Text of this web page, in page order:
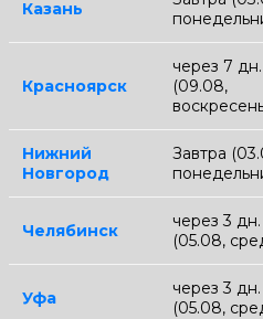
Казань
Красноярск
через 7 дн.
(09.08,
Нижний
Новгород
Завтра
Челябинск
через 3 дн.
(05.08,
Уфа
через 3 дн.
(05.08,